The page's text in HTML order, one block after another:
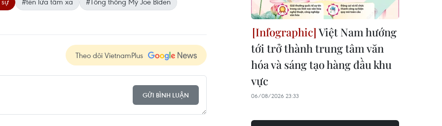
Theo dõi VietnamPlus
GỬI BÌNH LUẬN
Việt Nam hướng
tới trở thành trung tâm văn
hóa và sáng tạo hàng đầu khu
vực
06/08/2026 23:33